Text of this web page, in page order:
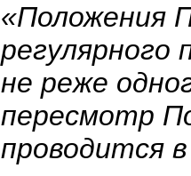
«Положения
регулярного
не реже
пересмотр
проводится